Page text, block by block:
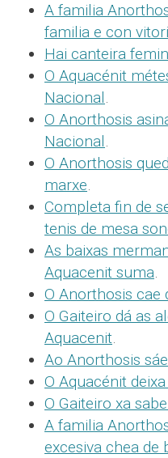
A familia
familia e con
Hai canteira
O Aquacénit
Nacional.
O Anorthosis
Nacional.
O Anorthosis
marxe.
Completa fin de
tenis de mesa
As baixas
Aquacenit suma.
O Anorthosis cae
O Gaiteiro dá as
Aquacenit.
Ao Anorthosis
O Aquacénit
O Gaiteiro xa
A familia
excesiva chea de